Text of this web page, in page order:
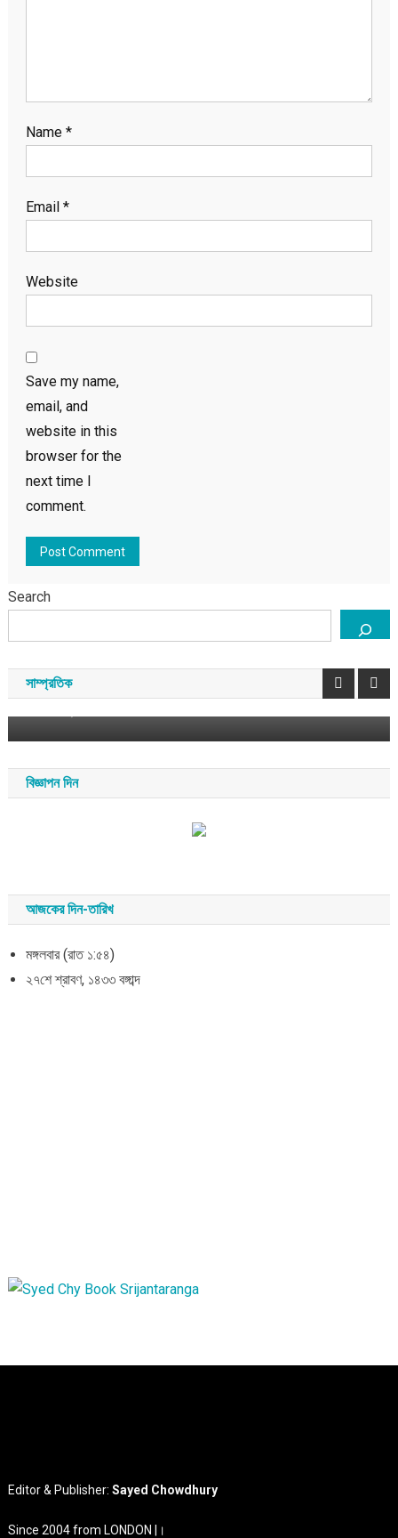
Name *
Email *
Website
Save my name,
email, and
website in this
browser for the
next time I
comment.
Search
সাম্প্রতিক
অভিযোগ ইসলামী ব্যাংকের
বিজ্ঞাপন দিন
আজকের দিন-তারিখ
মঙ্গলবার (রাত ১:৫৪)
২৭শে শ্রাবণ, ১৪৩৩ বঙ্গাব্দ
Editor & Publisher:Sayed Chowdhury
Since 2004 from LONDON |।